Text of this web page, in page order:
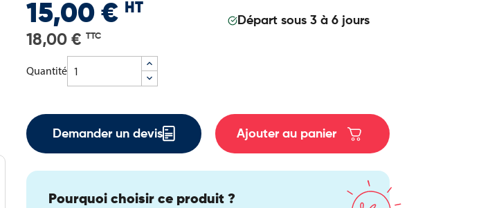
15,00 € HT
18,00 € TTC
Départ sous 3 à 6 jours
Quantité
Demander un devis Ajouter au panier
Pourquoi choisir ce produit ?